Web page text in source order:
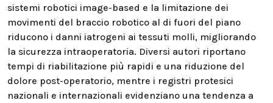
sistemi robotici image-based e la limitazione dei
movimenti del braccio robotico al di fuori del piano
riducono i danni iatrogeni ai tessuti molli, migliorando
la sicurezza intraoperatoria. Diversi autori riportano
tempi di riabilitazione più rapidi e una riduzione del
dolore post-operatorio, mentre i registri protesici
nazionali e internazionali evidenziano una tendenza a